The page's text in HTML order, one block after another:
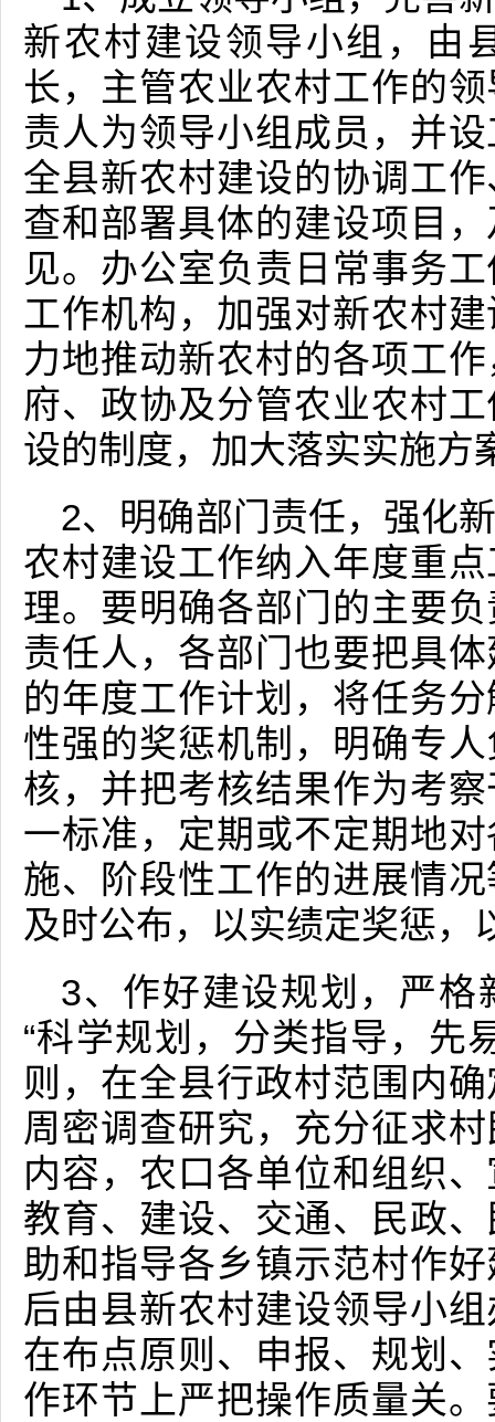
新农村建设领导小组，由
长，主管农业农村工作的
责人为领导小组成员，并
全县新农村建设的协调工
查和部署具体的建设项目
见。办公室负责日常事务
工作机构，加强对新农村
力地推动新农村的各项工
府、政协及分管农业农村
设的制度，加大落实实施方
2、明确部门责任，强化
农村建设工作纳入年度重
理。要明确各部门的主要
责任人，各部门也要把具
的年度工作计划，将任务
性强的奖惩机制，明确专
核，并把考核结果作为考
一标准，定期或不定期地
施、阶段性工作的进展情
及时公布，以实绩定奖惩，
3、作好建设规划，严格
“科学规划，分类指导，先
则，在全县行政村范围内
周密调查研究，充分征求
内容，农口各单位和组织
教育、建设、交通、民政
助和指导各乡镇示范村作
后由县新农村建设领导小
在布点原则、申报、规划
作环节上严把操作质量关